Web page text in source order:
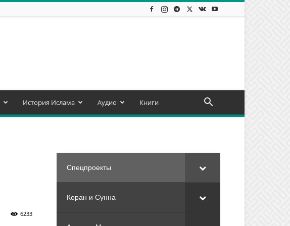
История Ислама Аудио Книги
6233
Спецпроекты
Коран и Сунна